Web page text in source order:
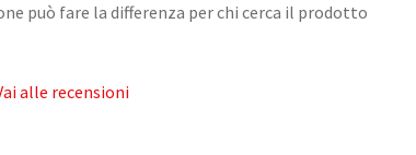
può fare la differenza per chi cerca il prodotto
alle recensioni